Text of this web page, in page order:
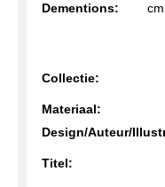
Dementions:
cm
Collectie:
Materiaal:
Design/Auteur/
Titel: